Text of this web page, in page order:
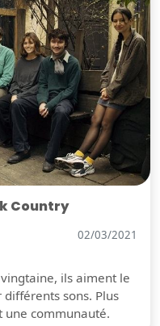
Country
02/03/2021
ils aiment le
sons. Plus
une communauté.